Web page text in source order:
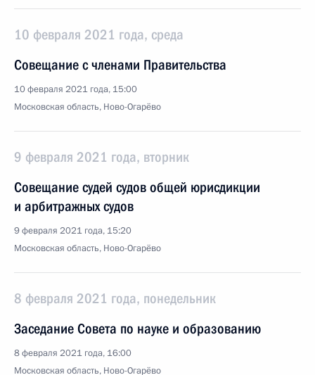
10 февраля 2021 года, среда
Совещание с членами Правительства
10 февраля 2021 года, 15:00
Московская область, Ново-Огарёво
9 февраля 2021 года, вторник
Совещание судей судов общей юрисдикции
и арбитражных судов
9 февраля 2021 года, 15:20
Московская область, Ново-Огарёво
8 февраля 2021 года, понедельник
Заседание Совета по науке и образованию
8 февраля 2021 года, 16:00
Московская область, Ново-Огарёво